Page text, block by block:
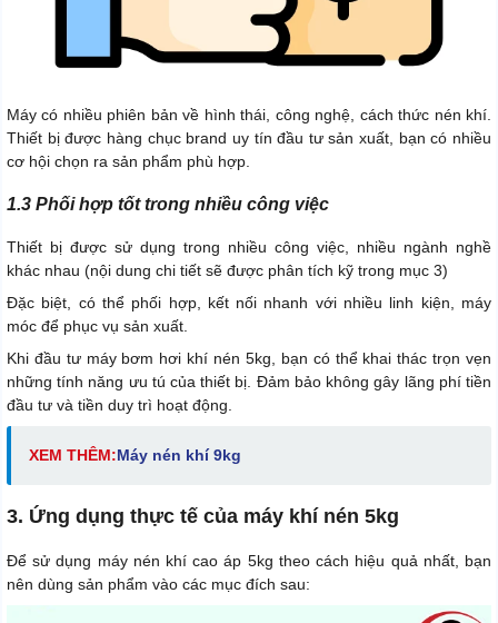
Máy có nhiều phiên bản về hình thái, công nghệ, cách thức nén khí.
Thiết bị được hàng chục brand uy tín đầu tư sản xuất, bạn có nhiều
cơ hội chọn ra sản phẩm phù hợp.
1.3 Phối hợp tốt trong nhiều công việc
Thiết bị được sử dụng trong nhiều công việc, nhiều ngành nghề
khác nhau (nội dung chi tiết sẽ được phân tích kỹ trong mục 3)
Đặc biệt, có thể phối hợp, kết nối nhanh với nhiều linh kiện, máy
móc để phục vụ sản xuất.
Khi đầu tư máy bơm hơi khí nén 5kg, bạn có thể khai thác trọn vẹn
những tính năng ưu tú của thiết bị. Đảm bảo không gây lãng phí tiền
đầu tư và tiền duy trì hoạt động.
XEM THÊM:Máy nén khí 9kg
3. Ứng dụng thực tế của máy khí nén 5kg
Để sử dụng máy nén khí cao áp 5kg theo cách hiệu quả nhất, bạn
nên dùng sản phẩm vào các mục đích sau: